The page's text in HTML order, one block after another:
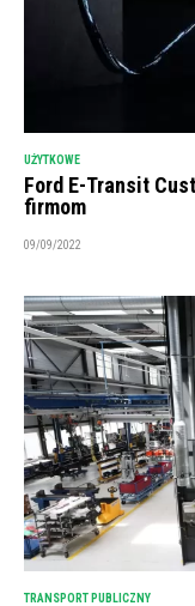
UŻYTKOWE
Ford E-Transit
firmom
09/09/2022
TRANSPORT PUBLICZNY